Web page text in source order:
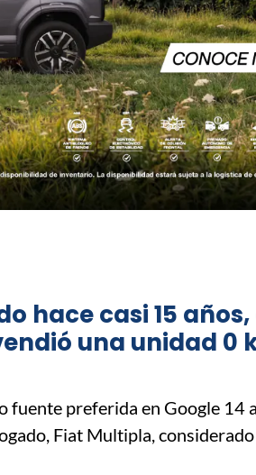
hace casi 15
una unidad 0
fuente preferida en Google 14
Fiat Multipla,